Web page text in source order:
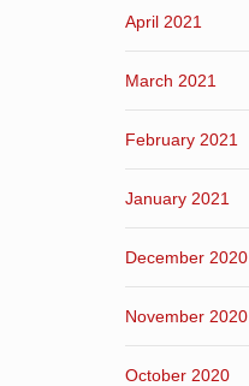
April 2021
March 2021
February 2021
January 2021
December 2020
November 2020
October 2020